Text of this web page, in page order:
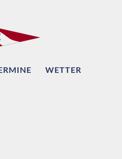
WETTER